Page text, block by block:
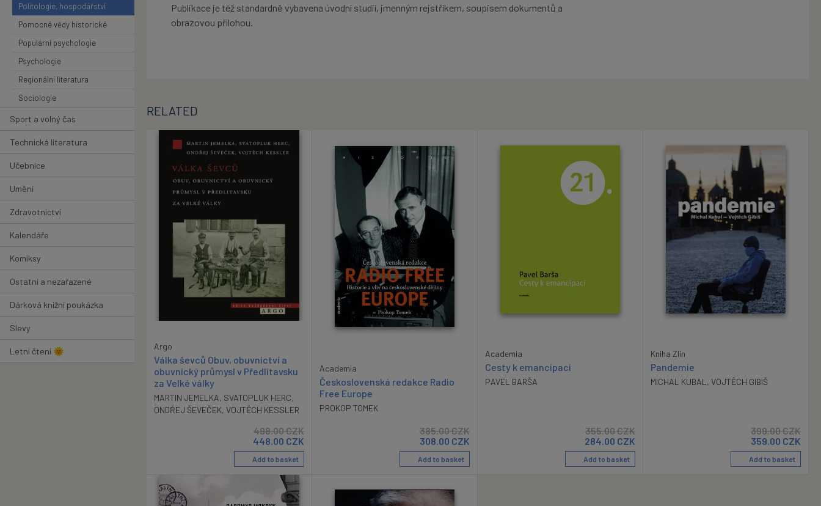
Politologie, hospodářství
Pomocné vědy historické
Populární psychologie
Psychologie
Regionální literatura
Sociologie
Sport a volný čas
Technická literatura
Učebnice
Umění
Zdravotnictví
Kalendáře
Komiksy
Ostatní a nezařazené
Dárková knižní poukázka
Slevy
Letní čtení 🌞
Publikace je též standardně vybavena úvodní studií, jmenným rejstříkem, soupisem dokumentů a
obrazovou přílohou.
RELATED
Argo
Válka ševců Obuv, obuvnictví a
obuvnický průmysl v Předlitavsku
za Velké války
MARTIN JEMELKA, SVATOPLUK HERC,
ONDŘEJ ŠEVEČEK, VOJTĚCH KESSLER
498.00CZK
448.00 CZK
Add to basket
Academia
Československá redakce Radio
Free Europe
PROKOP TOMEK
385.00CZK
308.00 CZK
Add to basket
Academia
Cesty k emancipaci
PAVEL BARŠA
355.00CZK
284.00 CZK
Add to basket
Kniha Zlín
Pandemie
MICHAL KUBAL, VOJTĚCH GIBIŠ
399.00CZK
359.00 CZK
Add to basket